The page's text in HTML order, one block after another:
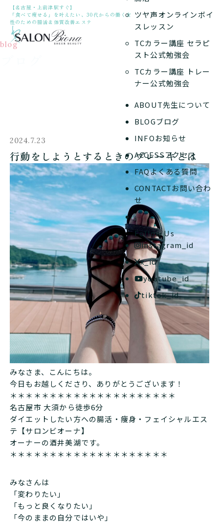
【名古屋・上前津駅すぐ】
「食べて痩せる」を叶えたい、30代からの働く女
性のための腸活＆体質改善エステ
ツヤ声オンラインボイ
スレッスン
TCカラー講座 セラピ
スト公式勉強会
TCカラー講座 トレー
ナー公式勉強会
ABOUT先生について
BLOGブログ
INFOお知らせ
ACCESSアクセス
FAQよくある質問
CONTACTお問い合わ
せ
Follow Us
instagram_id
x_id
youtube_id
tiktok_id
blog
2024.7.23
行動をしようとするときのブレーキとは
みなさま、こんにちは。
今日もお越しくださり、ありがとうございます！
＊＊＊＊＊＊＊＊＊＊＊＊＊＊＊＊＊＊＊＊＊
名古屋市 大須から徒歩6分
ダイエットしたい方への腸活・痩身・フェイシャルエス
テ【サロンビオーナ】
オーナーの酒井美湖です。
＊＊＊＊＊＊＊＊＊＊＊＊＊＊＊＊＊＊＊＊
みなさんは
「変わりたい」
「もっと良くなりたい」
「今のままの自分ではいや」